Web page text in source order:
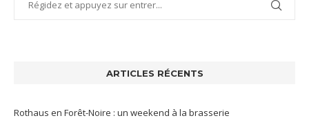
ARTICLES RÉCENTS
Rothaus en Forêt-Noire : un weekend à la brasserie